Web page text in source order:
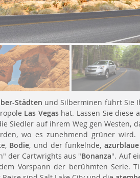
Städten und Silberminen führt Sie
Las Vegashat. Lassen Sie diese
Siedler auf ihrem Weg gen Westen,
wo es zunehmend grüner
Bodie, und der funkelnde,
der Cartwrights aus "Bonanza". Auf
Vorspann der berühmten Serie.